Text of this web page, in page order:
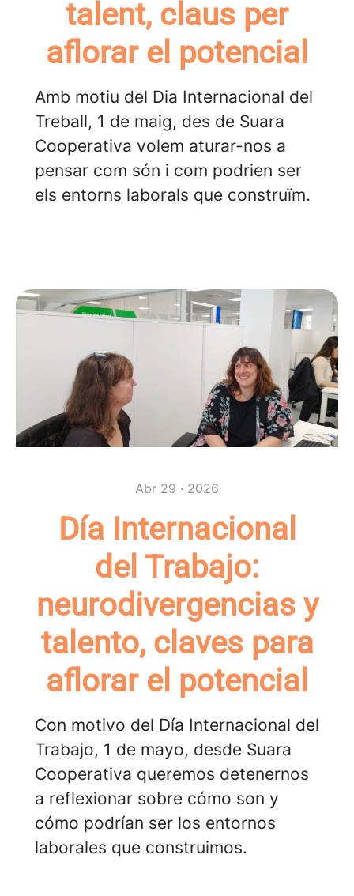
talent, claus per
aflorar el potencial
Amb motiu del Dia Internacional del
Treball, 1 de maig, des de Suara
Cooperativa volem aturar-nos a
pensar com són i com podrien ser
els entorns laborals que construïm.
Abr 29 · 2026
Día Internacional
del Trabajo:
neurodivergencias y
talento, claves para
aflorar el potencial
Con motivo del Día Internacional del
Trabajo, 1 de mayo, desde Suara
Cooperativa queremos detenernos
a reflexionar sobre cómo son y
cómo podrían ser los entornos
laborales que construimos.